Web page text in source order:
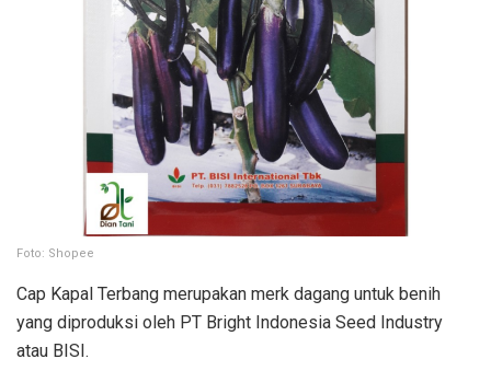
Foto: Shopee
Cap Kapal Terbang merupakan merk dagang untuk benih
yang diproduksi oleh PT Bright Indonesia Seed Industry
atau BISI.